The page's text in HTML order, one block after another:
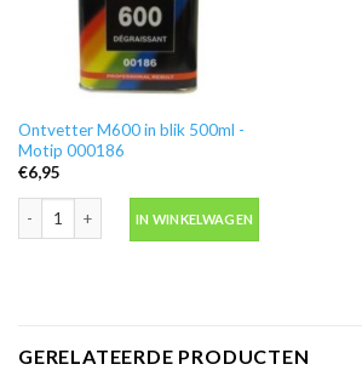
Ontvetter M600 in blik 500ml -
Motip 000186
€6,95
Ontvetter M600 in blik 500ml -Motip 000186 aantal
IN WINKELWAGEN
GERELATEERDE PRODUCTEN